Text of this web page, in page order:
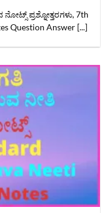
ಪ್ರಶ್ನೋತ್ತರಗಳು, 7th
Question Answer [...]